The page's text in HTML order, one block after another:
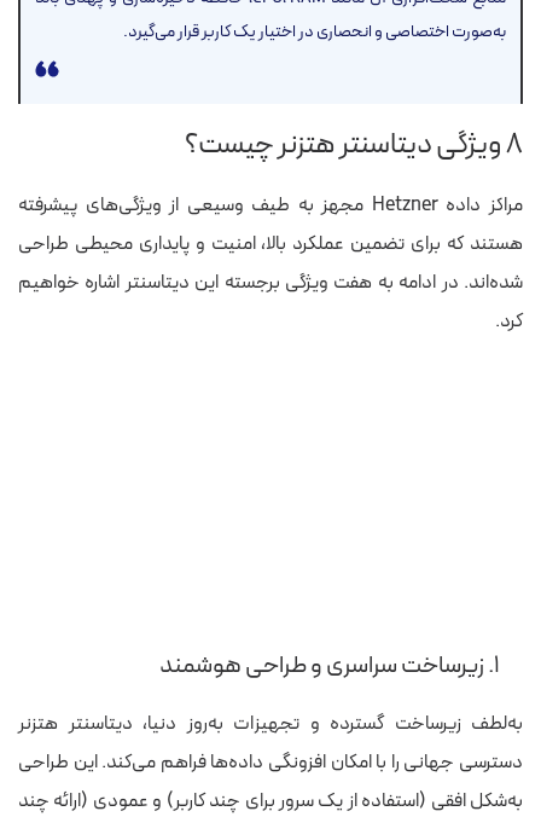
به‌صورت اختصاصی و انحصاری در اختیار یک کاربر قرار می‌گیرد.
۸ ویژگی‌ دیتاسنتر هتزنر چیست؟
مراکز داده Hetzner مجهز به طیف وسیعی از ویژگی‌های پیشرفته
هستند که برای تضمین عملکرد بالا، امنیت و پایداری محیطی طراحی
شده‌اند. در ادامه به هفت ویژگی برجسته این دیتاسنتر اشاره خواهیم
کرد.
۱. زیرساخت سراسری و طراحی هوشمند
به‌لطف زیرساخت گسترده و تجهیزات به‌روز دنیا، دیتاسنتر هتزنر
دسترسی جهانی را با امکان افزونگی داده‌ها فراهم می‌کند. این طراحی
به‌شکل افقی (استفاده از یک سرور برای چند کاربر) و عمودی (ارائه چند